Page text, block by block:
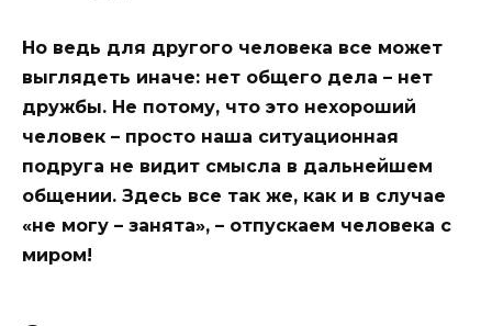
Но ведь для другого человека все может
выглядеть иначе: нет общего дела – нет
дружбы. Не потому, что это нехороший
человек – просто наша ситуационная
подруга не видит смысла в дальнейшем
общении. Здесь все так же, как и в случае
«не могу – занята», – отпускаем человека с
миром!